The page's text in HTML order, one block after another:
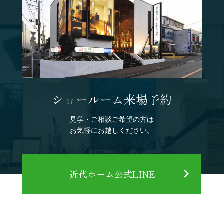
ショールーム来場予約
見学・ご相談ご希望の方は
お気軽にお越しください。
近代ホーム公式LINE